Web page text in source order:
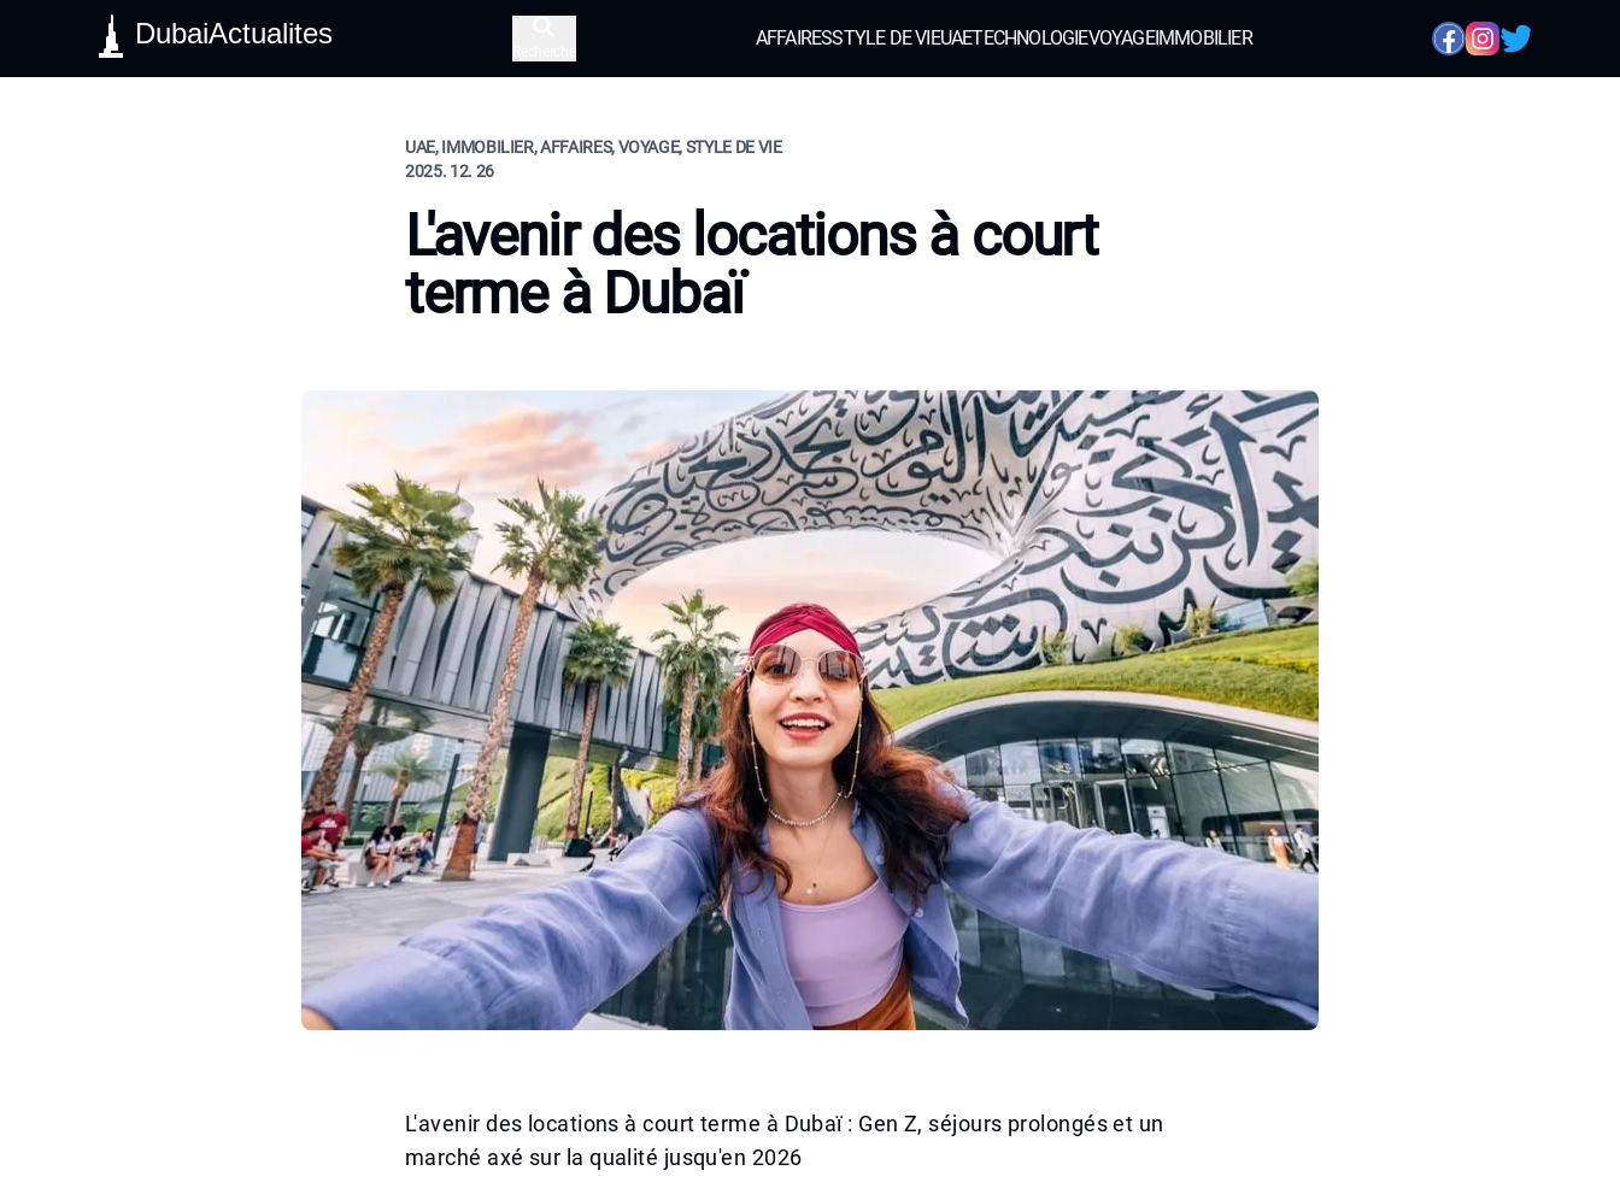
DubaiActualites AFFAIRESSTYLE DE VIEUAETECHNOLOGIEVOYAGEIMMOBILIER
UAE, IMMOBILIER, AFFAIRES, VOYAGE, STYLE DE VIE
2025. 12. 26
L'avenir des locations à court
terme à Dubaï
L'avenir des locations à court terme à Dubaï : Gen Z, séjours prolongés et un
marché axé sur la qualité jusqu'en 2026